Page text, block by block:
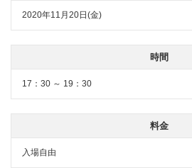
2020年11月20日(金)
時間
17：30 ～ 19：30
料金
入場自由